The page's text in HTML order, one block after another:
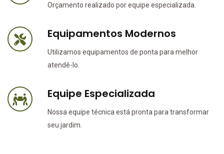
Orçamento realizado por equipe especializada.
Equipamentos Modernos
Utilizamos equipamentos de ponta para melhor
atendê-lo.
Equipe Especializada
Nossa equipe técnica está pronta para transformar
seu jardim.